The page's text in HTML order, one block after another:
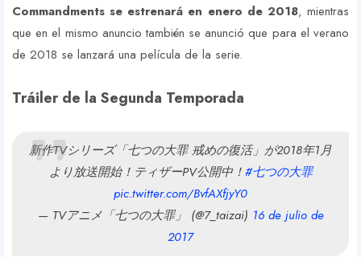
Commandments se estrenará en enero de 2018, mientras
que en el mismo anuncio también se anunció que para el verano
de 2018 se lanzará una película de la serie.
Tráiler de la Segunda Temporada
新作TVシリーズ「七つの大罪 戒めの復活」が2018年1月
より放送開始！ティザーPV公開中！#七つの大罪
pic.twitter.com/BvfAXfjyY0
— TVアニメ「七つの大罪」 (@7_taizai) 16 de julio de
2017